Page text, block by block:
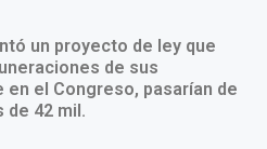
un proyecto de ley que
de sus
en el Congreso, pasarían de
de 42 mil.